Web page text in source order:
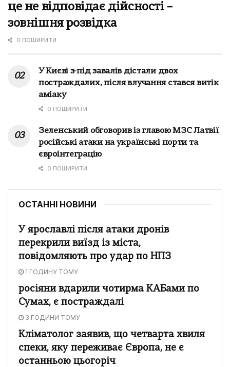
це не відповідає дійсності –
зовнішня розвідка
0 ПОШИРИТИ
У Києві з-під завалів дістали двох
постраждалих, після влучання стався витік
аміаку
0 ПОШИРИТИ
Зеленський обговорив із главою МЗС Латвії
російські атаки на українські порти та
євроінтеграцію
0 ПОШИРИТИ
ОСТАННІ НОВИНИ
У ярославлі після атаки дронів
перекрили виїзд із міста,
повідомляють про удар по НПЗ
1 ГОДИНУ ТОМУ
росіяни вдарили чотирма КАБами по
Сумах, є постраждалі
3 ГОДИНИ ТОМУ
Кліматолог заявив, що четварта хвиля
спеки, яку переживає Європа, не є
останньою цьогоріч